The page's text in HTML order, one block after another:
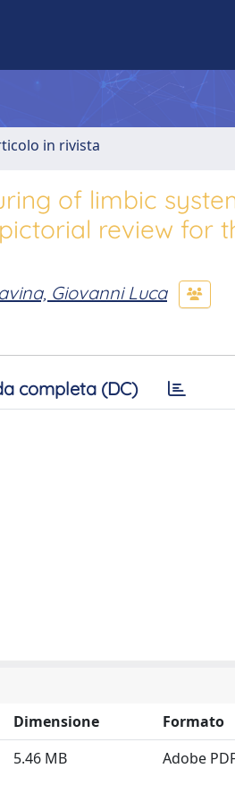
in rivista
of limbic
review for
Giovanni Luca
completa (DC)
Dimensione
Formato
5.46 MB Adobe